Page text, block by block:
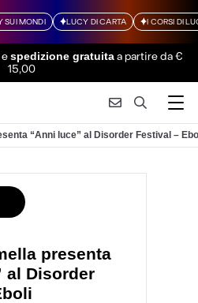
SUI MONDI LUCY DI CARTA I CORSI DI
espedizione gratuitaa partire da €
15,00
“Anni luce” al Disorder Festival –
presenta
al Disorder